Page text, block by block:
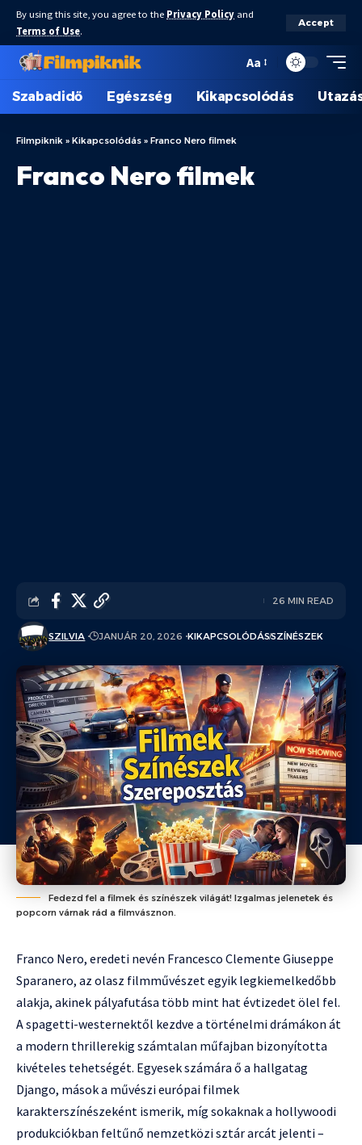
By using this site, you agree to the Privacy Policy and
Terms of Use.
Accept
Aa
Szabadidő Egészség Kikapcsolódás
Filmpiknik » Kikapcsolódás » Franco Nero filmek
Franco Nero filmek
SZILVIA JANUÁR 20, 2026 KIKAPCSOLÓDÁSSZÍNÉSZEK
26 MIN READ
Fedezd fel a filmek és színészek világát! Izgalmas jelenetek és
popcorn várnak rád a filmvásznon.
Franco Nero, eredeti nevén Francesco Clemente Giuseppe
Sparanero, az olasz filmművészet egyik legkiemelkedőbb
alakja, akinek pályafutása több mint hat évtizedet ölel fel.
A spagetti-westernektől kezdve a történelmi drámákon át
a modern thrillerekig számtalan műfajban bizonyította
kivételes tehetségét. Egyesek számára ő a hallgatag
Django, mások a művészi európai filmek
karakterszínészeként ismerik, míg sokaknak a hollywoodi
produkciókban feltűnő nemzetközi sztár arcát jelenti –